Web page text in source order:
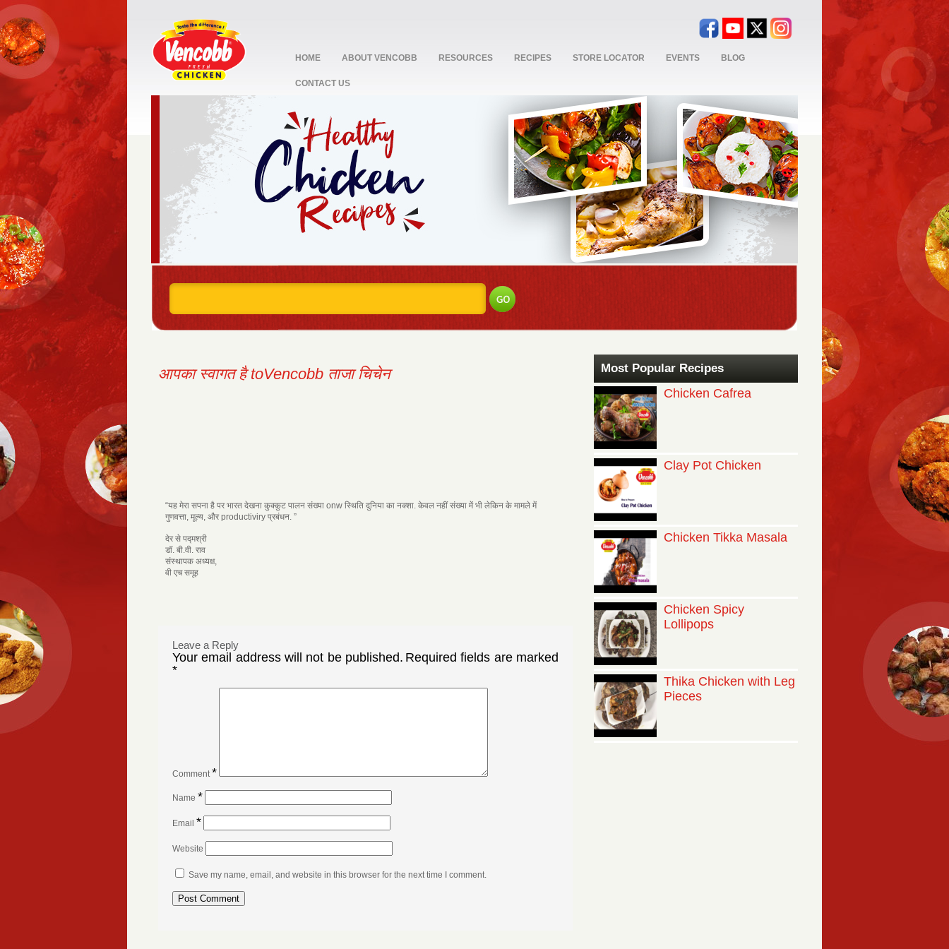
HOME ABOUT VENCOBB RESOURCES RECIPES STORE LOCATOR EVENTS BLOG
CONTACT US
2
आपका स्वागत है toVencobb ताजा चिचेन
“यह मेरा सपना है पर भारत देखना कुक्कुट पालन संख्या onw स्थिति दुनिया का नक्शा. केवल नहीं संख्या में भी लेकिन के मामले में
गुणवत्ता, मूल्य, और productiviry प्रबंधन. ”
देर से पद्मश्री
डॉ. बी.वी. राव
संस्थापक अध्यक्ष,
वी एच समूह
Leave a Reply
Your email address will not be published. Required fields are marked
*
Comment*
Name *
Email *
Website
Save my name, email, and website in this browser for the next time I comment.
Most Popular Recipes
Chicken Cafrea
Clay Pot Chicken
Chicken Tikka Masala
Chicken Spicy
Lollipops
Thika Chicken with Leg
Pieces